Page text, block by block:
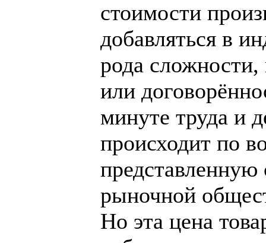
стоимости
добавляться в
рода сложности,
или
минуте труда и
происходит по
рыночной
Но эта цена